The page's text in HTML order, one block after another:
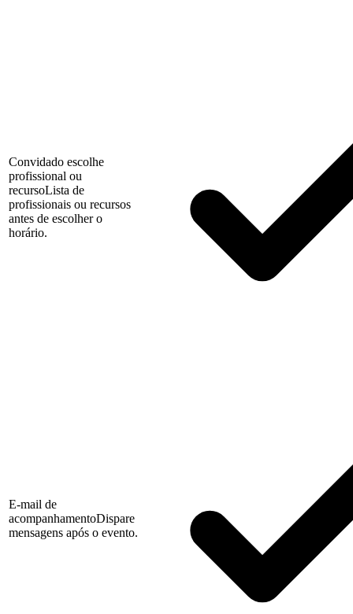
Convidado escolhe
profissional ou
recursoLista de
profissionais ou recursos
antes de escolher o
horário.
E-mail de
acompanhamentoDispare
mensagens após o evento.